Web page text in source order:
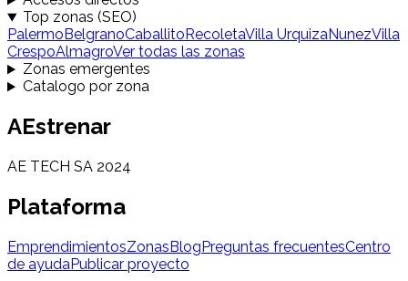
Top zonas (SEO)
Palermo BelgranoCaballito RecoletaVilla UrquizaNunezVilla
CrespoAlmagroVer todas las zonas
Zonas emergentes
Catalogo por zona
AEstrenar
AE TECH SA 2024
Plataforma
EmprendimientosZonasBlogPreguntas frecuentesCentro
de ayudaPublicar proyecto